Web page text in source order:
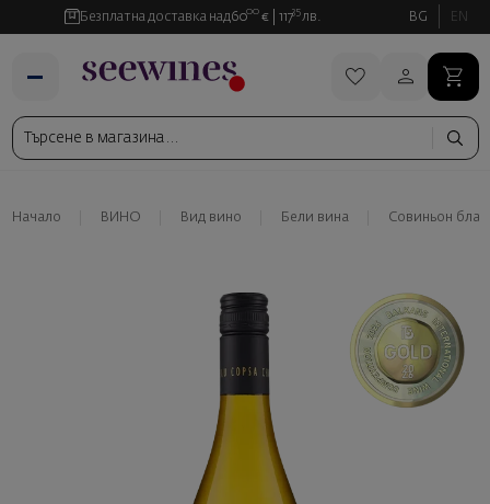
Безплатна доставка над6000 € 11735 лв. BG EN
Начало ВИНО Вид вино Бели вина Совиньон блан